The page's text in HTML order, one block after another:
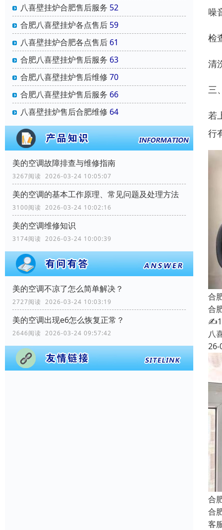
八喜壁挂炉合肥售后服务 52
合肥八喜壁挂炉各点售后 59
八喜壁挂炉合肥各点售后 61
合肥八喜壁挂炉售后服务 63
合肥八喜壁挂炉售后维修 70
合肥八喜壁挂炉售后服务 66
八喜壁挂炉售后合肥维修 64
美的空调故障排查与维修指南
3267阅读 2026-03-24 10:05:07
美的空调的基本工作原理、常见问题及处理方法
3100阅读 2026-03-24 10:02:16
美的空调维修知识
3174阅读 2026-03-24 10:00:39
美的空调不凉了怎么简单解决？
2727阅读 2026-03-24 10:03:19
美的空调出现e6怎么恢复正常？
2646阅读 2026-03-24 09:57:42
噪
检
清
三
若
行
合
合
八
26-
合
合
客